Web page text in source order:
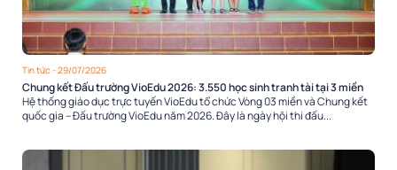
Tin tức - 29/07/2026
Chung kết Đấu trường VioEdu 2026: 3.550 học sinh tranh tài tại 3 miền
Hệ thống giáo dục trực tuyến VioEdu tổ chức Vòng 03 miền và Chung kết
quốc gia – Đấu trường VioEdu năm 2026. Đây là ngày hội thi đấu...